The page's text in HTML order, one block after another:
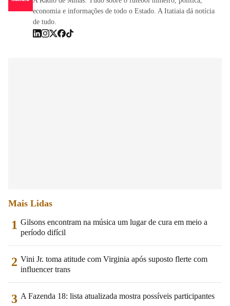
economia e informações de todo o Estado. A Itatiaia dá notícia
de tudo.
Mais Lidas
1 Gilsons encontram na música um lugar de cura em meio a
período difícil
2 Vini Jr. toma atitude com Virginia após suposto flerte com
influencer trans
3 A Fazenda 18: lista atualizada mostra possíveis participantes